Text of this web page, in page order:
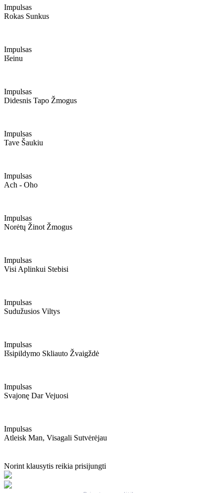
Impulsas
Rokas Sunkus
Impulsas
Išeinu
Impulsas
Didesnis Tapo Žmogus
Impulsas
Tave Šaukiu
Impulsas
Ach - Oho
Impulsas
Norėtų Žinot Žmogus
Impulsas
Visi Aplinkui Stebisi
Impulsas
Sudužusios Viltys
Impulsas
Išsipildymo Skliauto Žvaigždė
Impulsas
Svajonę Dar Vejuosi
Impulsas
Atleisk Man, Visagali Sutvėrėjau
Norint klausytis reikia prisijungti